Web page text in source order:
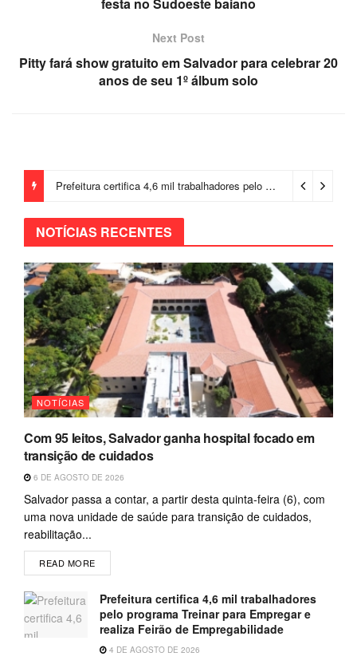
festa no Sudoeste baiano
Next Post
Pitty fará show gratuito em Salvador para celebrar 20
anos de seu 1º álbum solo
Prefeitura certifica 4,6 mil trabalhadores pelo programa Treinar para Empregar e realiza Feirão de Empregabilidade
NOTÍCIAS RECENTES
NOTÍCIAS
Com 95 leitos, Salvador ganha hospital focado em
transição de cuidados
6 DE AGOSTO DE 2026
Salvador passa a contar, a partir desta quinta-feira (6), com
uma nova unidade de saúde para transição de cuidados,
reabilitação...
READ MORE
Prefeitura certifica 4,6 mil trabalhadores
pelo programa Treinar para Empregar e
realiza Feirão de Empregabilidade
4 DE AGOSTO DE 2026